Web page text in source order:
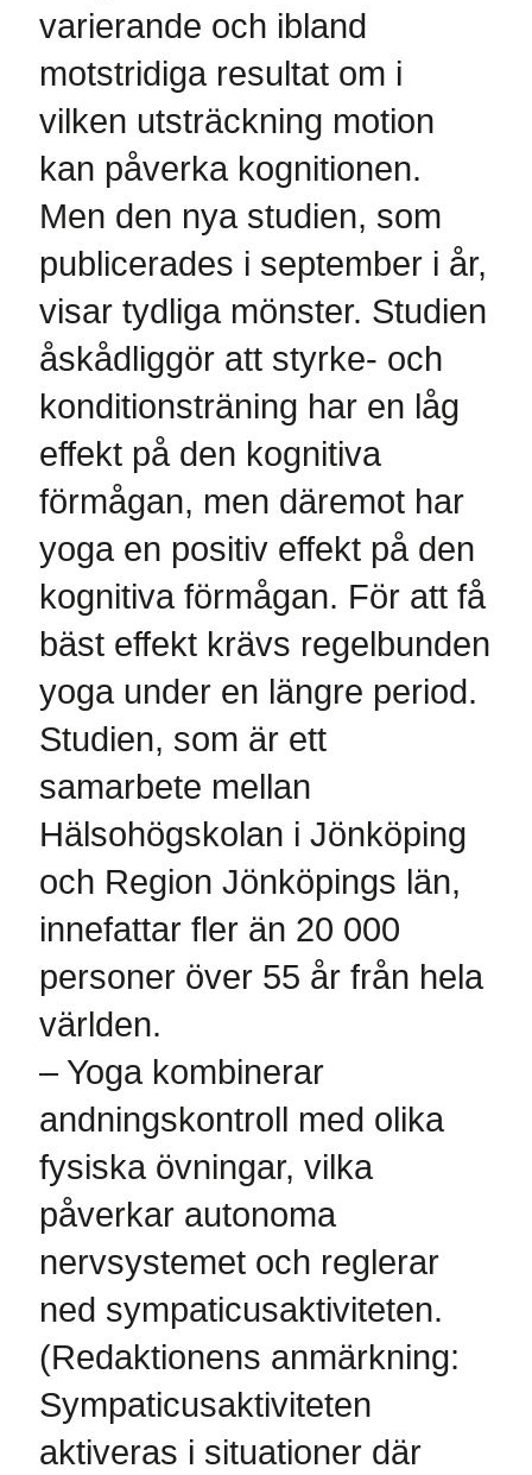
varierande och ibland
motstridiga resultat om i
vilken utsträckning motion
kan påverka kognitionen.
Men den nya studien, som
publicerades i september i år,
visar tydliga mönster. Studien
åskådliggör att styrke- och
konditionsträning har en låg
effekt på den kognitiva
förmågan, men däremot har
yoga en positiv effekt på den
kognitiva förmågan. För att få
bäst effekt krävs regelbunden
yoga under en längre period.
Studien, som är ett
samarbete mellan
Hälsohögskolan i Jönköping
och Region Jönköpings län,
innefattar fler än 20 000
personer över 55 år från hela
världen.
– Yoga kombinerar
andningskontroll med olika
fysiska övningar, vilka
påverkar autonoma
nervsystemet och reglerar
ned sympaticusaktiviteten.
(Redaktionens anmärkning:
Sympaticusaktiviteten
aktiveras i situationer där